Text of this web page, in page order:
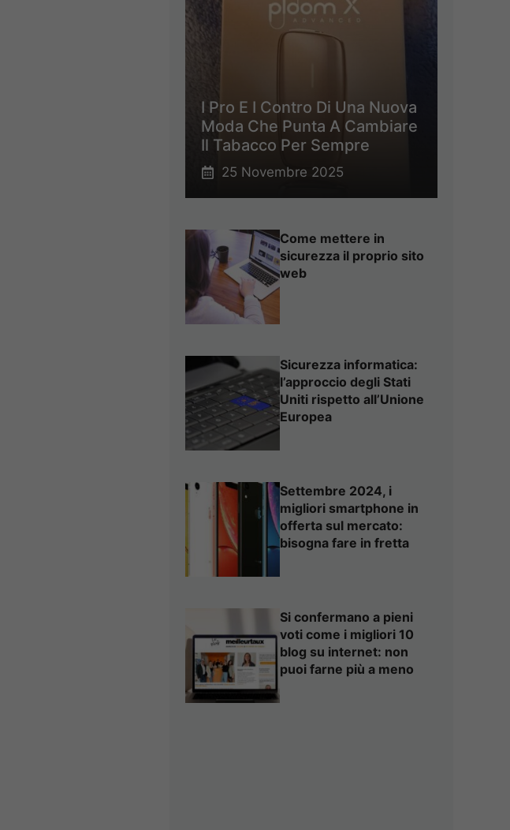
I Pro E I Contro Di Una Nuova
Moda Che Punta A Cambiare
Il Tabacco Per Sempre
25 Novembre 2025
Come mettere in
sicurezza il proprio sito
web
Sicurezza informatica:
l’approccio degli Stati
Uniti rispetto all’Unione
Europea
Settembre 2024, i
migliori smartphone in
offerta sul mercato:
bisogna fare in fretta
Si confermano a pieni
voti come i migliori 10
blog su internet: non
puoi farne più a meno